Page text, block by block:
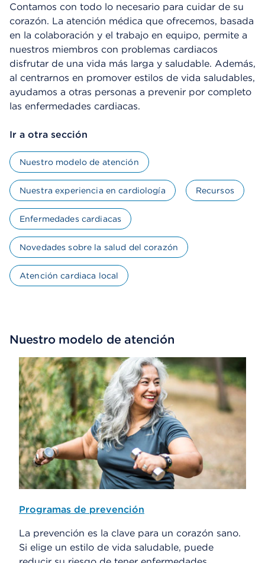
Contamos con todo lo necesario para cuidar de su
corazón. La atención médica que ofrecemos, basada
en la colaboración y el trabajo en equipo, permite a
nuestros miembros con problemas cardiacos
disfrutar de una vida más larga y saludable. Además,
al centrarnos en promover estilos de vida saludables,
ayudamos a otras personas a prevenir por completo
las enfermedades cardiacas.
Ir a otra sección
Nuestro modelo de atención
Nuestra experiencia en cardiología Recursos
Enfermedades cardiacas
Novedades sobre la salud del corazón
Atención cardiaca local
Nuestro modelo de atención
Programas de prevención
La prevención es la clave para un corazón sano.
Si elige un estilo de vida saludable, puede